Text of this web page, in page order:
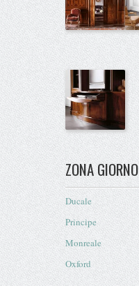
ZONA GIORNO
Ducale
Principe
Monreale
Oxford